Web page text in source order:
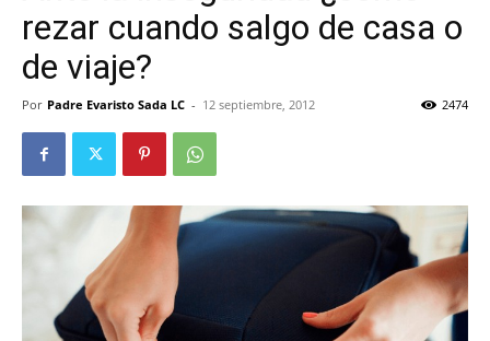
rezar cuando salgo de casa o
de viaje?
Por Padre Evaristo Sada LC - 12 septiembre, 2012 2474